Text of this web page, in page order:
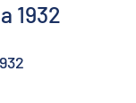
1932